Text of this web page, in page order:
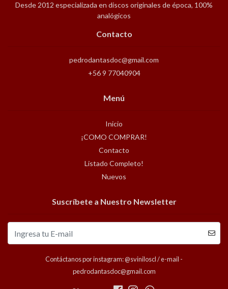
Desde 2012 especializada en discos originales de época, 100%
analógicos
Contacto
pedrodantasdoc@gmail.com
+56 9 77040904
Menú
Inicio
¡COMO COMPRAR!
Contacto
Listado Completo!
Nuevos
Suscríbete a Nuestro Newsletter
Contáctanos por instagram: @sviniloscl / e-mail -
pedrodantasdoc@gmail.com